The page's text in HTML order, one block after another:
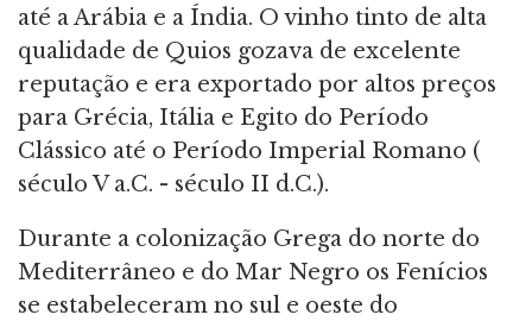
até a Arábia e a Índia. O vinho tinto de alta
qualidade de Quios gozava de excelente
reputação e era exportado por altos preços
para Grécia, Itália e Egito do Período
Clássico até o Período Imperial Romano (
século V a.C. - século II d.C.).
Durante a colonização Grega do norte do
Mediterrâneo e do Mar Negro os Fenícios
se estabeleceram no sul e oeste do